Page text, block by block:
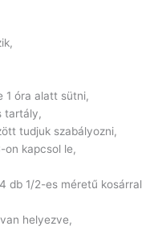
1 óra alatt sütni,
tartály,
tudjuk szabályozni,
on kapcsol le,
db 1/2-es méretű kosárral
helyezve,